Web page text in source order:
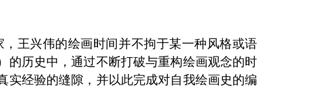
，王兴伟的绘画时间并不拘于某一种风格或语
的历史中，通过不断打破与重构绘画观念的时
实经验的缝隙，并以此完成对自我绘画史的编